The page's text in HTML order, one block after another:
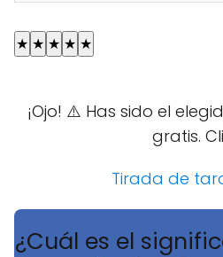
★ ★ ★ ★ ★
¡Ojo! ⚠️ Has sido el
gratis.
Tirada de
¿Cuál es el